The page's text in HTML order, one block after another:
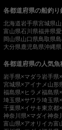
各都道府県の船釣り
北海道岩手県宮城県
富山県石川県福井県
岡山県山口県鳥取県
大分県 鹿児島県沖縄県
各都道府県の人気魚
岩手県×マダラ 岩手県
宮城県×アイナメ 山形
福島県×ヒラメ福島県
埼玉県×サワラ埼玉県
千葉県×イサキ東京都
神奈川県×マダイ神奈
富山県×アオリイカ富